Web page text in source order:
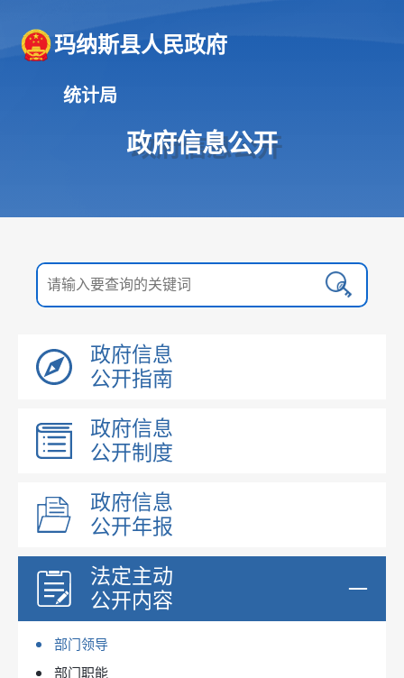
玛纳斯县人民政府
统计局
政府信息公开
政府信息
公开指南
政府信息
公开制度
政府信息
公开年报
法定主动
公开内容
部门领导
部门职能